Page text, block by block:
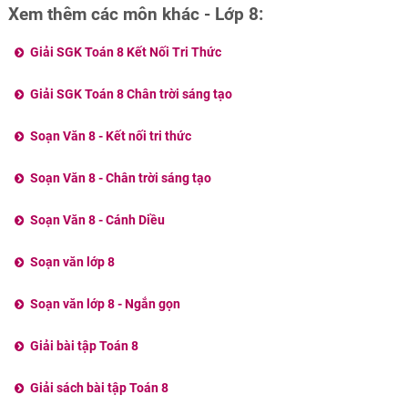
Xem thêm các môn khác - Lớp 8:
Giải SGK Toán 8 Kết Nối Tri Thức
Giải SGK Toán 8 Chân trời sáng tạo
Soạn Văn 8 - Kết nối tri thức
Soạn Văn 8 - Chân trời sáng tạo
Soạn Văn 8 - Cánh Diều
Soạn văn lớp 8
Soạn văn lớp 8 - Ngắn gọn
Giải bài tập Toán 8
Giải sách bài tập Toán 8